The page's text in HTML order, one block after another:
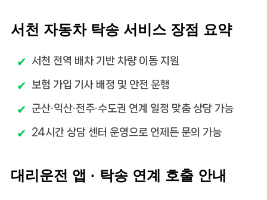
서천 자동차 탁송 서비스 장점 요약
서천 전역 배차 기반 차량 이동 지원
보험 가입 기사 배정 및 안전 운행
군산·익산·전주·수도권 연계 일정 맞춤 상담 가능
24시간 상담 센터 운영으로 언제든 문의 가능
대리운전 앱 · 탁송 연계 호출 안내